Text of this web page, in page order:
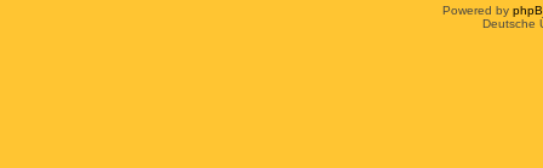
Powered by
Deutsche